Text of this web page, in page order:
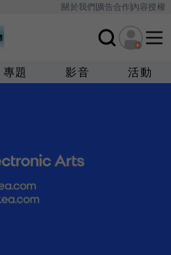
關於我們廣告合作內容授權
專題 影音 活動